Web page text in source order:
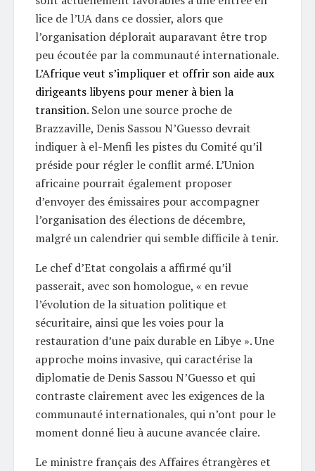
lice de l’UA dans ce dossier, alors que
l’organisation déplorait auparavant être trop
peu écoutée par la communauté internationale.
L’Afrique veut s’impliquer et offrir son aide aux
dirigeants libyens pour mener à bien la
transition. Selon une source proche de
Brazzaville, Denis Sassou N’Guesso devrait
indiquer à el-Menfi les pistes du Comité qu’il
préside pour régler le conflit armé. L’Union
africaine pourrait également proposer
d’envoyer des émissaires pour accompagner
l’organisation des élections de décembre,
malgré un calendrier qui semble difficile à tenir.
Le chef d’Etat congolais a affirmé qu’il
passerait, avec son homologue, « en revue
l’évolution de la situation politique et
sécuritaire, ainsi que les voies pour la
restauration d’une paix durable en Libye ». Une
approche moins invasive, qui caractérise la
diplomatie de Denis Sassou N’Guesso et qui
contraste clairement avec les exigences de la
communauté internationales, qui n’ont pour le
moment donné lieu à aucune avancée claire.
Le ministre français des Affaires étrangères et